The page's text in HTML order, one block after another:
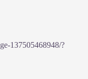
137505468948/?